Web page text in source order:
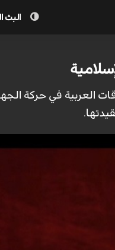
البث
العربية في حركة